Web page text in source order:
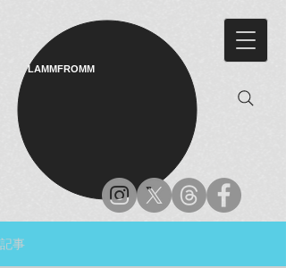
LAMMFROMM​
記事